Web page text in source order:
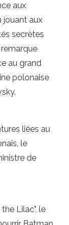
aux
jouant aux
secrètes
au grand
polonaise
liées au
le
de
Lilac", le